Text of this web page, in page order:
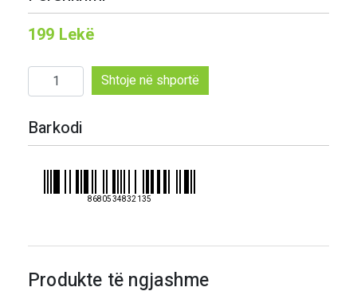
199 Lekë
Sasi
Mbajtese
550cc
Shtoje në shportë
Barkodi
8680534832135
Produkte të ngjashme